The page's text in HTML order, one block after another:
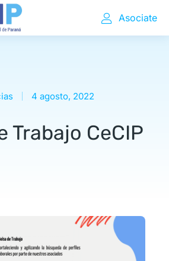
Asociate
4 agosto, 2022
Trabajo CeCIP